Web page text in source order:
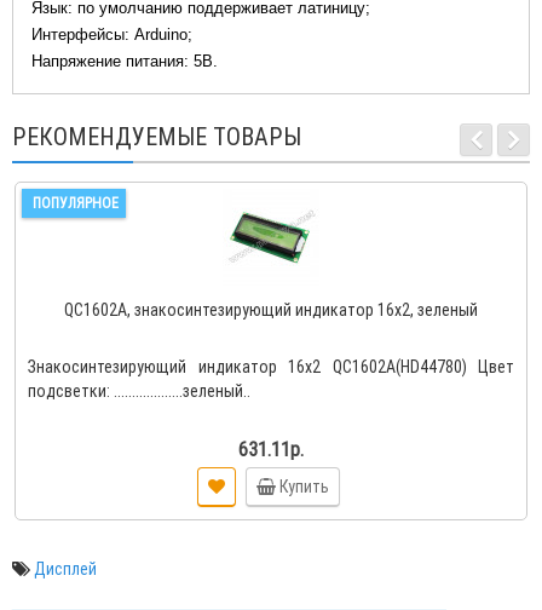
Язык: по умолчанию поддерживает латиницу;
Интерфейсы: Arduino;
Напряжение питания: 5В.
РЕКОМЕНДУЕМЫЕ ТОВАРЫ
ПОПУЛЯРНОЕ
QC1602A, знакосинтезирующий индикатор 16х2, зеленый
Знакосинтезирующий индикатор 16х2 QC1602A(HD44780) Цвет
подсветки: ...................зеленый..
631.11р.
Купить
Дисплей